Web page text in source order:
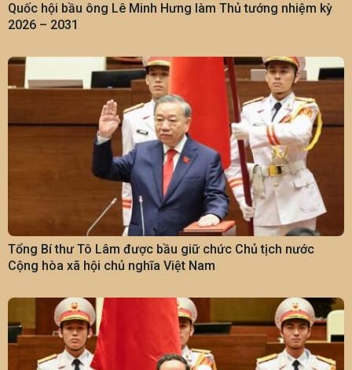
Quốc hội bầu ông Lê Minh Hưng làm Thủ tướng nhiệm kỳ
2026 – 2031
Tổng Bí thư Tô Lâm được bầu giữ chức Chủ tịch nước
Cộng hòa xã hội chủ nghĩa Việt Nam